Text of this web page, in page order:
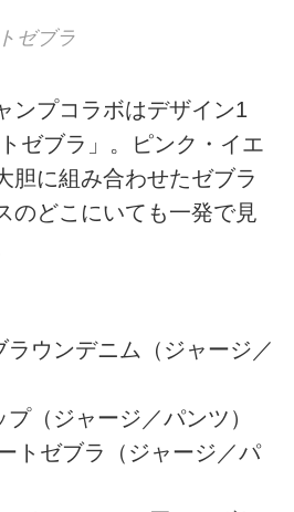
ゼブラ
ンプコラボはデザイン1
ゼブラ」。ピンク・イエ
胆に組み合わせたゼブラ
のどこにいても一発で見
ウンデニム（ジャージ／
（ジャージ／パンツ）
トゼブラ（ジャージ／パ